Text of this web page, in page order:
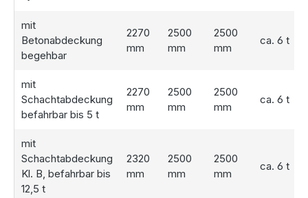
Pumpe oder einer leistungsstarken
mit Trockenlaufschutz
gewährleisten eine komfortable Gartenbewässerung.
Zusätzlich enthalten: eine praktische
Schlauchgarnitur
mit allen notwendigen Fittingen
Besonderheiten:
Falls die angeschlossene Dachfläche
sehr groß ist (z.B. bei einer Halle), können gegen Aufpreis
auch sämtliche Anschlüsse in DN150 montiert werden.
Ebenso ist es möglich, den Vorfilter-Schacht in einer
größeren Version zu bekommen, die für einen höheren
Volumenstrom ausgelegt ist. Bitte sprechen Sie uns
diesbezüglich an!
mit
Betonabdeckung
begehbar
2270
mm
2500
mm
2500
mm
ca. 6 t
mit
Schachtabdeckung
befahrbar bis 5 t
2270
mm
2500
mm
2500
mm
ca. 6 t
mit
Schachtabdeckung
Kl. B, befahrbar bis
12,5 t
2320
mm
2500
mm
2500
mm
ca. 6 t